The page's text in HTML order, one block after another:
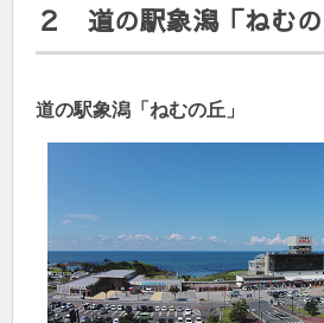
２ 道の駅象潟「ねむの
道の駅象潟「ねむの丘」